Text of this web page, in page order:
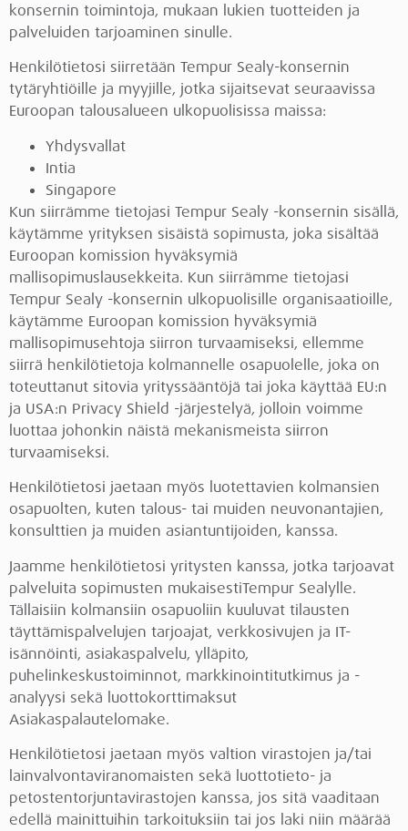
konsernin toimintoja, mukaan lukien tuotteiden ja
palveluiden tarjoaminen sinulle.
Henkilötietosi siirretään Tempur Sealy-konsernin
tytäryhtiöille ja myyjille, jotka sijaitsevat seuraavissa
Euroopan talousalueen ulkopuolisissa maissa:
Yhdysvallat
Intia
Singapore
Kun siirrämme tietojasi Tempur Sealy -konsernin sisällä,
käytämme yrityksen sisäistä sopimusta, joka sisältää
Euroopan komission hyväksymiä
mallisopimuslausekkeita. Kun siirrämme tietojasi
Tempur Sealy -konsernin ulkopuolisille organisaatioille,
käytämme Euroopan komission hyväksymiä
mallisopimusehtoja siirron turvaamiseksi, ellemme
siirrä henkilötietoja kolmannelle osapuolelle, joka on
toteuttanut sitovia yrityssääntöjä tai joka käyttää EU:n
ja USA:n Privacy Shield -järjestelyä, jolloin voimme
luottaa johonkin näistä mekanismeista siirron
turvaamiseksi.
Henkilötietosi jaetaan myös luotettavien kolmansien
osapuolten, kuten talous- tai muiden neuvonantajien,
konsulttien ja muiden asiantuntijoiden, kanssa.
Jaamme henkilötietosi yritysten kanssa, jotka tarjoavat
palveluita sopimusten mukaisestiTempur Sealylle.
Tällaisiin kolmansiin osapuoliin kuuluvat tilausten
täyttämispalvelujen tarjoajat, verkkosivujen ja IT-
isännöinti, asiakaspalvelu, ylläpito,
puhelinkeskustoiminnot, markkinointitutkimus ja -
analyysi sekä luottokorttimaksut
Asiakaspalautelomake.
Henkilötietosi jaetaan myös valtion virastojen ja/tai
lainvalvontaviranomaisten sekä luottotieto- ja
petostentorjuntavirastojen kanssa, jos sitä vaaditaan
edellä mainittuihin tarkoituksiin tai jos laki niin määrää